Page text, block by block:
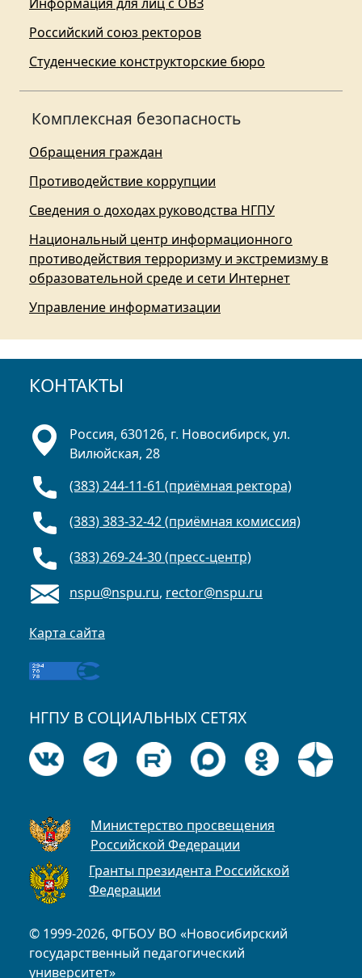
Российский союз ректоров
Студенческие конструкторские бюро
Комплексная безопасность
Обращения граждан
Противодействие коррупции
Сведения о доходах руководства НГПУ
Национальный центр информационного
противодействия терроризму и экстремизму в
образовательной среде и сети Интернет
Управление информатизации
КОНТАКТЫ
© 1999-2026, ФГБОУ ВО «Новосибирский
государственный педагогический
университет»
Россия, 630126, г. Новосибирск, ул.
Вилюйская, 28
(383) 244-11-61 (приёмная ректора)
(383) 383-32-42 (приёмная комиссия)
(383) 269-24-30 (пресс-центр)
nspu@nspu.ru, rector@nspu.ru
Карта сайта
НГПУ В СОЦИАЛЬНЫХ СЕТЯХ
Министерство просвещения
Российской Федерации
Гранты президента Российской
Федерации